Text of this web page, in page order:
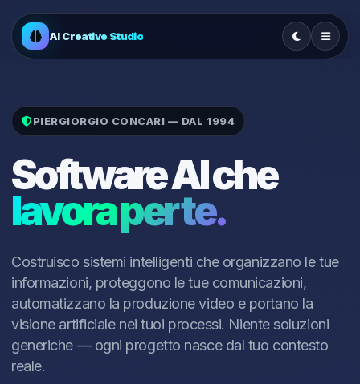
AI Creative Studio
PIERGIORGIO CONCARI — DAL 1994
Software AI che
lavora per te.
Costruisco sistemi intelligenti che organizzano le tue
informazioni, proteggono le tue comunicazioni,
automatizzano la produzione video e portano la
visione artificiale nei tuoi processi. Niente soluzioni
generiche — ogni progetto nasce dal tuo contesto
reale.